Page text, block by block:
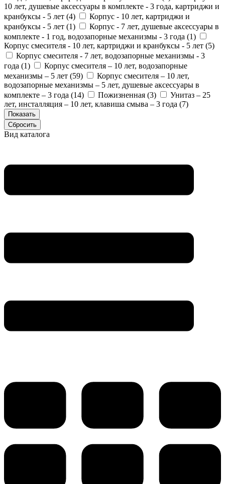
10 лет, душевые аксессуары в комплекте - 3 года, картриджи и
кранбуксы - 5 лет (4)
Корпус - 10 лет, картриджи и
кранбуксы - 5 лет (1)
Корпус - 7 лет, душевые аксессуары в
комплекте - 1 год, водозапорные механизмы - 3 года (1)
Корпус смесителя - 10 лет, картриджи и кранбуксы - 5 лет (5)
Корпус смесителя - 7 лет, водозапорные механизмы - 3
года (1)
Корпус смесителя – 10 лет, водозапорные
механизмы – 5 лет (59)
Корпус смесителя – 10 лет,
водозапорные механизмы – 5 лет, душевые аксессуары в
комплекте – 3 года (14) Пожизненная (3)
Унитаз – 25
лет, инсталляция – 10 лет, клавиша смыва – 3 года (7)
Вид каталога